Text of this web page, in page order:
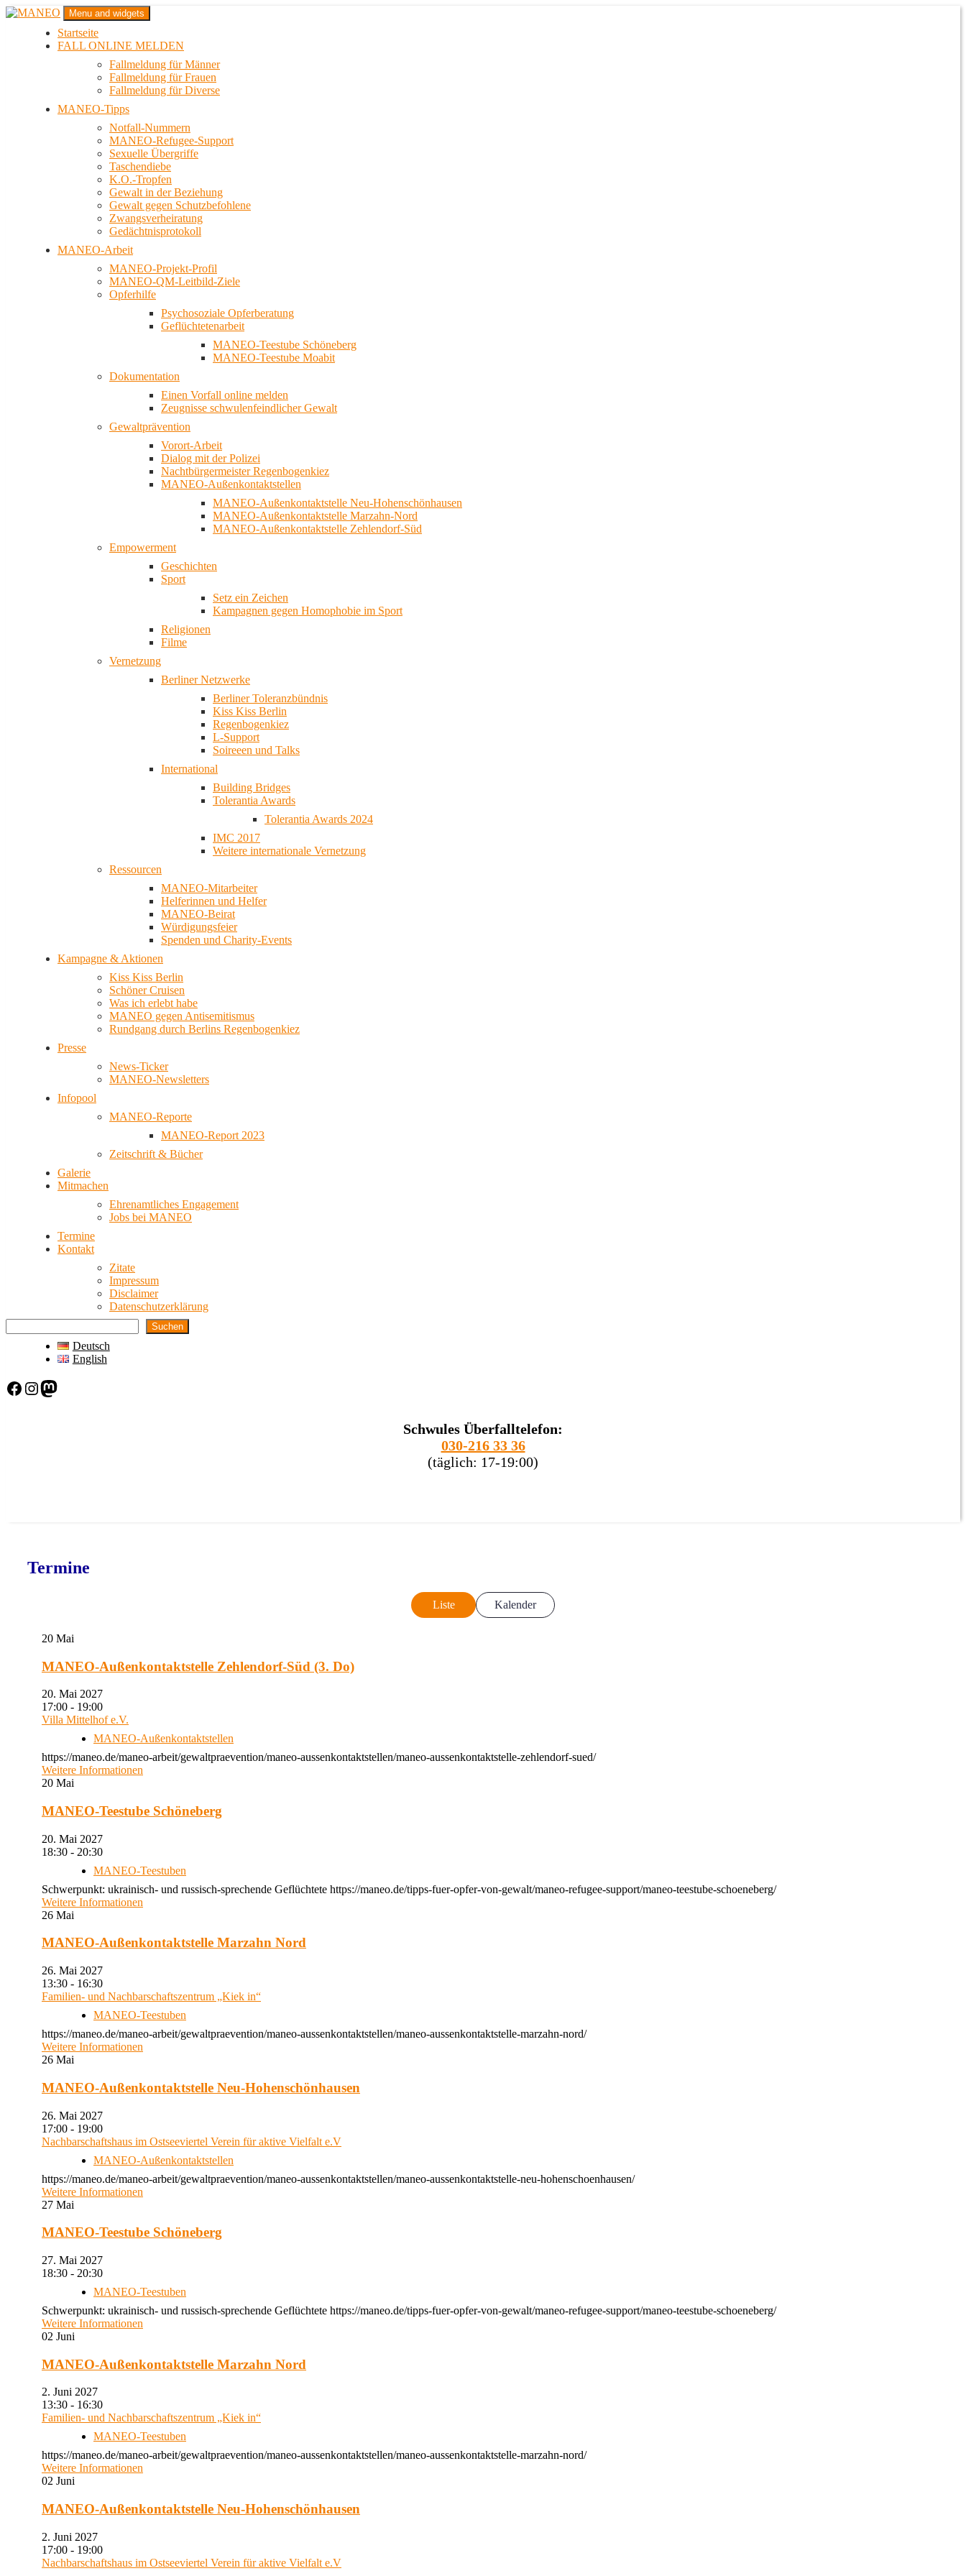
Zum
MANEO
Das schwule Anti-Gewalt-Projekt in Berlin
Menu and widgets
Startseite
FALL ONLINE MELDEN
Fallmeldung für Männer
Fallmeldung für Frauen
Fallmeldung für Diverse
MANEO-Tipps
Notfall-Nummern
MANEO-Refugee-Support
Sexuelle Übergriffe
Taschendiebe
K.O.-Tropfen
Gewalt in der Beziehung
Gewalt gegen Schutzbefohlene
Zwangsverheiratung
Gedächtnisprotokoll
MANEO-Arbeit
MANEO-Projekt-Profil
MANEO-QM-Leitbild-Ziele
Opferhilfe
Psychosoziale Opferberatung
Geflüchtetenarbeit
MANEO-Teestube Schöneberg
MANEO-Teestube Moabit
Dokumentation
Einen Vorfall online melden
Zeugnisse schwulenfeindlicher Gewalt
Gewaltprävention
Vorort-Arbeit
Dialog mit der Polizei
Nachtbürgermeister Regenbogenkiez
MANEO-Außenkontaktstellen
MANEO-Außenkontaktstelle Neu-Hohenschönhausen
MANEO-Außenkontaktstelle Marzahn-Nord
MANEO-Außenkontaktstelle Zehlendorf-Süd
Empowerment
Geschichten
Sport
Setz ein Zeichen
Kampagnen gegen Homophobie im Sport
Religionen
Filme
Vernetzung
Berliner Netzwerke
Berliner Toleranzbündnis
Kiss Kiss Berlin
Regenbogenkiez
L-Support
Soireeen und Talks
International
Building Bridges
Tolerantia Awards
Tolerantia Awards 2024
IMC 2017
Weitere internationale Vernetzung
Ressourcen
MANEO-Mitarbeiter
Helferinnen und Helfer
MANEO-Beirat
Würdigungsfeier
Spenden und Charity-Events
Kampagne & Aktionen
Kiss Kiss Berlin
Schöner Cruisen
Was ich erlebt habe
MANEO gegen Antisemitismus
Rundgang durch Berlins Regenbogenkiez
Presse
News-Ticker
MANEO-Newsletters
Infopool
MANEO-Reporte
MANEO-Report 2023
Zeitschrift & Bücher
Galerie
Mitmachen
Ehrenamtliches Engagement
Jobs bei MANEO
Termine
Kontakt
Zitate
Impressum
Disclaimer
Datenschutzerklärung
Suchen
Deutsch
English
Facebook Instagram Mastodon
Schwules Überfalltelefon:
030-216 33 36
(täglich: 17-19:00)
Termine
Liste Kalender
20 Mai
MANEO-Außenkontaktstelle Zehlendorf-Süd (3. Do)
20. Mai 2027
17:00 - 19:00
Villa Mittelhof e.V.
MANEO-Außenkontaktstellen
https://maneo.de/maneo-arbeit/gewaltpraevention/maneo-aussenkontaktstellen/maneo-aussenkontaktstelle-zehlendorf-sued/
Weitere Informationen
20 Mai
MANEO-Teestube Schöneberg
20. Mai 2027
18:30 - 20:30
MANEO-Teestuben
Schwerpunkt: ukrainisch- und russisch-sprechende Geflüchtete https://maneo.de/tipps-fuer-opfer-von-gewalt/maneo-refugee-support/maneo-teestube-schoeneberg/
Weitere Informationen
26 Mai
MANEO-Außenkontaktstelle Marzahn Nord
26. Mai 2027
13:30 - 16:30
Familien- und Nachbarschaftszentrum „Kiek in“
MANEO-Teestuben
https://maneo.de/maneo-arbeit/gewaltpraevention/maneo-aussenkontaktstellen/maneo-aussenkontaktstelle-marzahn-nord/
Weitere Informationen
26 Mai
MANEO-Außenkontaktstelle Neu-Hohenschönhausen
26. Mai 2027
17:00 - 19:00
Nachbarschaftshaus im Ostseeviertel Verein für aktive Vielfalt e.V
MANEO-Außenkontaktstellen
https://maneo.de/maneo-arbeit/gewaltpraevention/maneo-aussenkontaktstellen/maneo-aussenkontaktstelle-neu-hohenschoenhausen/
Weitere Informationen
27 Mai
MANEO-Teestube Schöneberg
27. Mai 2027
18:30 - 20:30
MANEO-Teestuben
Schwerpunkt: ukrainisch- und russisch-sprechende Geflüchtete https://maneo.de/tipps-fuer-opfer-von-gewalt/maneo-refugee-support/maneo-teestube-schoeneberg/
Weitere Informationen
02 Juni
MANEO-Außenkontaktstelle Marzahn Nord
2. Juni 2027
13:30 - 16:30
Familien- und Nachbarschaftszentrum „Kiek in“
MANEO-Teestuben
https://maneo.de/maneo-arbeit/gewaltpraevention/maneo-aussenkontaktstellen/maneo-aussenkontaktstelle-marzahn-nord/
Weitere Informationen
02 Juni
MANEO-Außenkontaktstelle Neu-Hohenschönhausen
2. Juni 2027
17:00 - 19:00
Nachbarschaftshaus im Ostseeviertel Verein für aktive Vielfalt e.V